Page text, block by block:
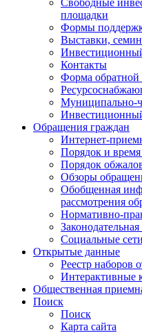
Свободные
площадки
Формы
Выставки,
Контакты
Форма обратной
Муниципально-
Обращения граждан
Интернет-
Порядок и
Порядок
Обзоры
Обобщенная
рассмотрения
Нормативно-
Законодательная
Социальные сети
Открытые данные
Реестр наборов
Интерактивные
Общественная
Поиск
Поиск
Карта сайта